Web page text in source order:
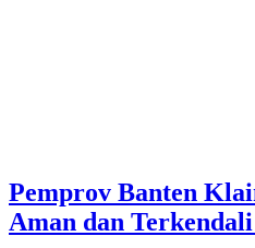
Pemprov Banten
Aman dan